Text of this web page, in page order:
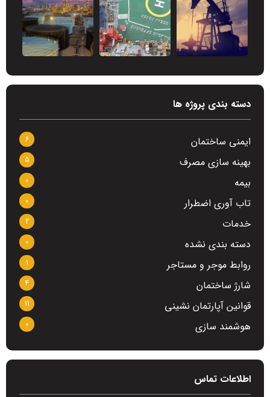
دسته بندی پروژه ها
ایمنی ساختمان 6
بهینه سازی مصرف 5
بیمه 0
تاب آوری اضطرار 0
خدمات 2
دسته بندی نشده 0
روابط موجر و مستاجر 1
شارژ ساختمان 4
قوانین آپارتمان نشینی 11
هوشمند سازی 0
اطلاعات تماس